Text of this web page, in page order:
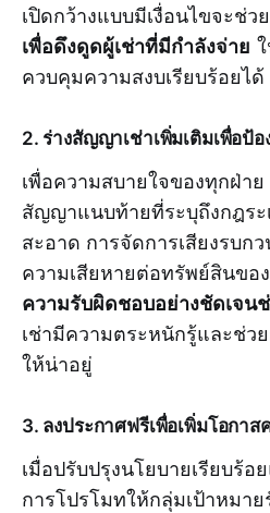
เปิดกว้างแบบมีเงื่อนไขจะช่วย
เพื่อดึงดูดผู้เช่าที่มีกำลังจ่าย
ควบคุมความสงบเรียบร้อยได้
2. ร่างสัญญาเช่าเพิ่มเติมเพื่อป้อ
เพื่อความสบายใจของทุกฝ่า
สัญญาแนบท้ายที่ระบุถึงกฎระ
สะอาด การจัดการเสียงรบก
ความเสียหายต่อทรัพย์สินขอ
ความรับผิดชอบอย่างชัดเจน
เช่ามีความตระหนักรู้และช่ว
ให้น่าอยู่
3. ลงประกาศฟรีเพื่อเพิ่มโอกาส
เมื่อปรับปรุงนโยบายเรียบร้
การโปรโมทให้กลุ่มเป้าหมาย